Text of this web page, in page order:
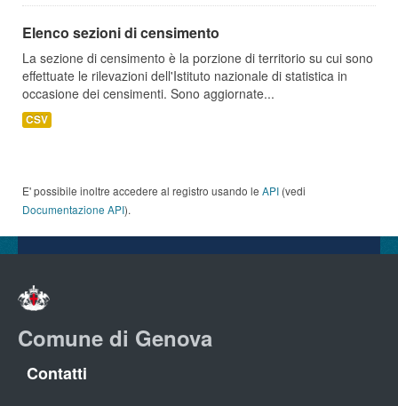
Elenco sezioni di censimento
La sezione di censimento è la porzione di territorio su cui sono
effettuate le rilevazioni dell'Istituto nazionale di statistica in
occasione dei censimenti. Sono aggiornate...
CSV
E' possibile inoltre accedere al registro usando le API (vedi
Documentazione API).
Comune di Genova
Contatti